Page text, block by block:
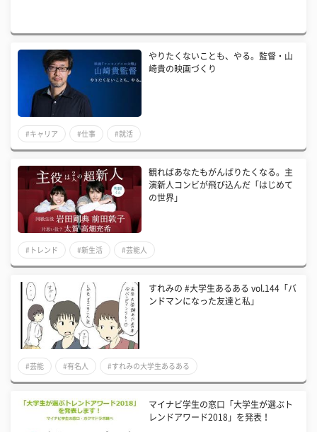
やりたくないことも、やる。監督・山
崎貴の映画づくり
#キャリア #仕事 #就活
観ればあなたもがんばりたくなる。主
演新人コンビが飛び込んだ「はじめて
の世界」
#トレンド #新生活 #芸能人
すれみの #大学生あるある vol.144「バ
ンドマンになった友達と私」
#芸能 #有名人 #すれみの大学生あるある
マイナビ学生の窓口「大学生が選ぶト
レンドアワード2018」を発表！